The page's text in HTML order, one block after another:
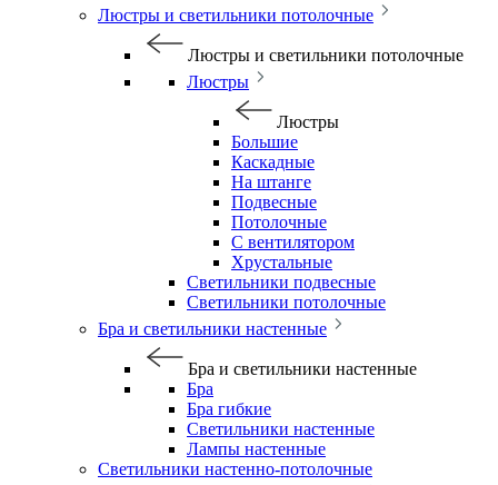
Люстры и светильники потолочные
Люстры и светильники потолочные
Люстры
Люстры
Большие
Каскадные
На штанге
Подвесные
Потолочные
С вентилятором
Хрустальные
Светильники подвесные
Светильники потолочные
Бра и светильники настенные
Бра и светильники настенные
Бра
Бра гибкие
Светильники настенные
Лампы настенные
Светильники настенно-потолочные